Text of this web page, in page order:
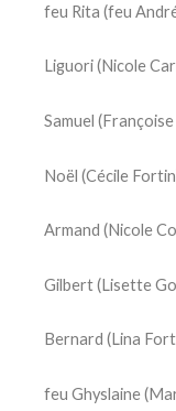
feu Rita (feu
Liguori (Nicole
Samuel
Noël (Cécile
Armand (Nicole
Gilbert (Lisette
Bernard (Lina
feu Ghyslaine